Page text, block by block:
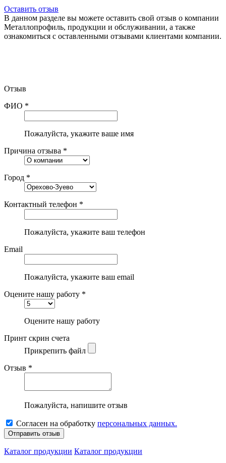
Оставить отзыв
В данном разделе вы можете оставить свой отзыв о компании
Металлопрофиль, продукции и обслуживании, а также
ознакомиться с оставленными отзывами клиентами компании.
Отзыв
ФИО *
Пожалуйста, укажите ваше имя
Причина отзыва *
Город *
Контактный телефон *
Пожалуйста, укажите ваш телефон
Email
Пожалуйста, укажите ваш email
Оцените нашу работу *
Оцените нашу работу
Принт скрин счета
Прикрепить файл
Отзыв *
Пожалуйста, напишите отзыв
Согласен на обработку персональных данных.
Каталог продукции Каталог продукции